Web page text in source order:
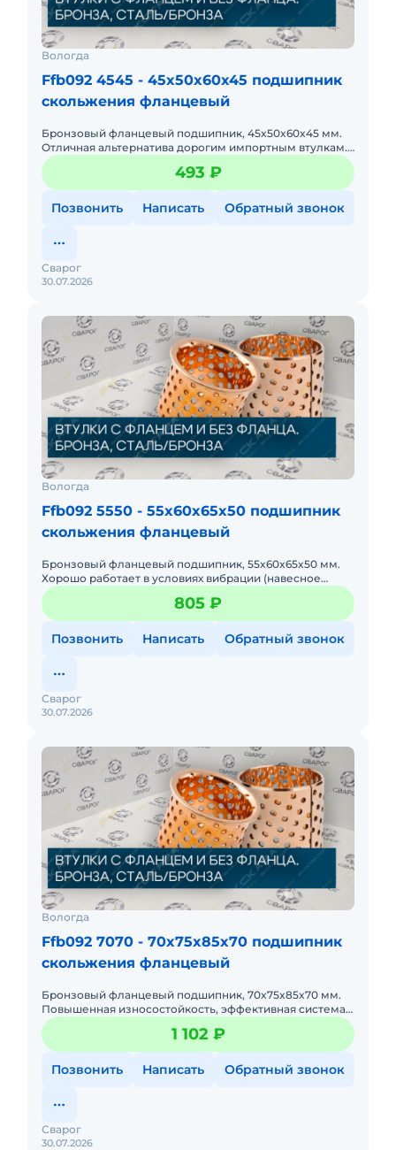
Вологда
Ffb092 4545 - 45x50x60x45 подшипник
скольжения фланцевый
Бронзовый фланцевый подшипник, 45x50x60x45 мм.
Отличная альтернатива дорогим импортным втулкам.
Для сельхозтехники и коммунальной техники.
493 ₽
Позвонить Написать Обратный звонок
30.07.2026
Сварог
Вологда
Ffb092 5550 - 55x60x65x50 подшипник
скольжения фланцевый
Бронзовый фланцевый подшипник, 55x60x65x50 мм.
Хорошо работает в условиях вибрации (навесное
оборудование, гидромолоты).
805 ₽
Позвонить Написать Обратный звонок
30.07.2026
Сварог
Вологда
Ffb092 7070 - 70x75x85x70 подшипник
скольжения фланцевый
Бронзовый фланцевый подшипник, 70x75x85x70 мм.
Повышенная износостойкость, эффективная система
смазки. Для строительной техники и кранов-
манипуляторов.
1 102 ₽
Позвонить Написать Обратный звонок
30.07.2026
Сварог